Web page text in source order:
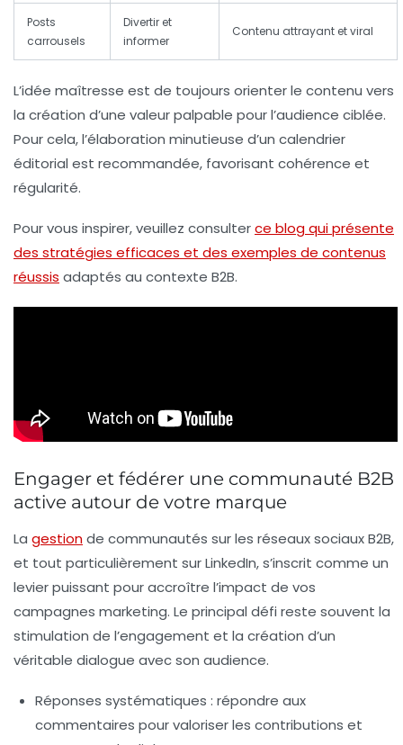
Posts
carrousels
Divertir et
informer
Contenu attrayant et viral
L’idée maîtresse est de toujours orienter le contenu vers
la création d’une valeur palpable pour l’audience ciblée.
Pour cela, l’élaboration minutieuse d’un calendrier
éditorial est recommandée, favorisant cohérence et
régularité.
Pour vous inspirer, veuillez consulterce blog qui présente
des stratégies efficaces et des exemples de contenus
réussis adaptés au contexte B2B.
Engager et fédérer une communauté B2B
active autour de votre marque
La gestionde communautés sur les réseaux sociaux B2B,
et tout particulièrement sur LinkedIn, s’inscrit comme un
levier puissant pour accroître l’impact de vos
campagnes marketing. Le principal défi reste souvent la
stimulation de l’engagement et la création d’un
véritable dialogue avec son audience.
Réponses systématiques : répondre aux
commentaires pour valoriser les contributions et